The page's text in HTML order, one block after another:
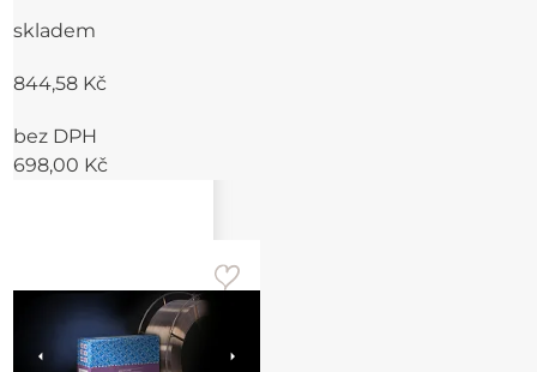
skladem
844,58 Kč
bez DPH
698,00 Kč